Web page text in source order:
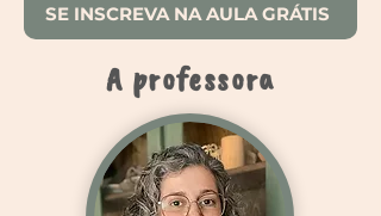
SE INSCREVA NA AULA GRÁTIS
A professora